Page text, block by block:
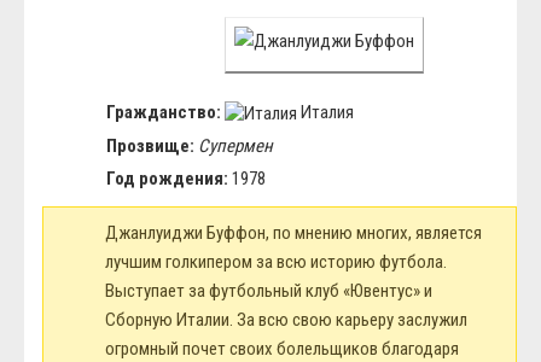
Гражданство:
Италия
Прозвище: Супермен
Год рождения: 1978
Джанлуиджи Буффон, по мнению многих, является
лучшим голкипером за всю историю футбола.
Выступает за футбольный клуб «Ювентус» и
Сборную Италии. За всю свою карьеру заслужил
огромный почет своих болельщиков благодаря